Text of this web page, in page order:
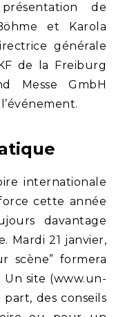
de
et Karola
générale
de la Freiburg
Messe GmbH
internationale
cette année
davantage
Mardi 21 janvier,
scène” formera
Un site (www.un-
des conseils